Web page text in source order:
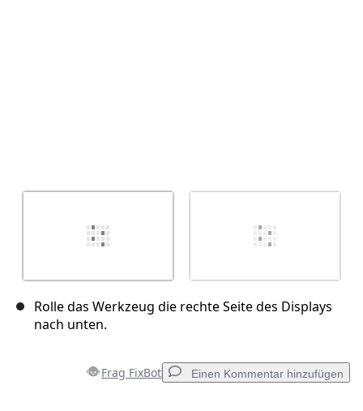
Rolle das Werkzeug die rechte Seite des Displays
nach unten.
Frag FixBot Einen Kommentar hinzufügen